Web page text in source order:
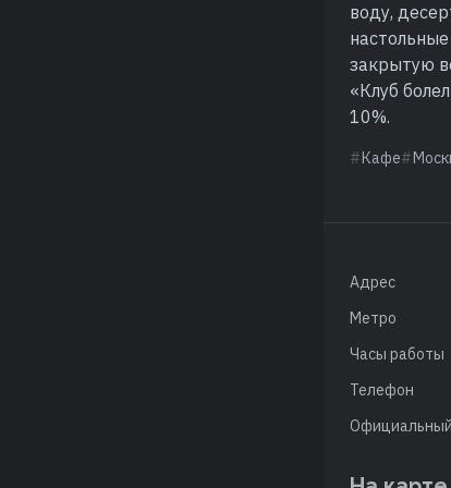
воду,
закрытую
«Клуб
10%.
Кафе
Адрес
Метро
Часы работы
Телефон